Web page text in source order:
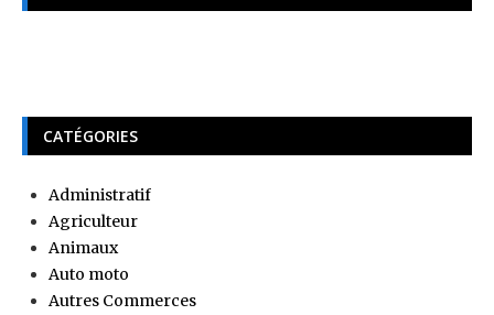
CATÉGORIES
Administratif
Agriculteur
Animaux
Auto moto
Autres Commerces